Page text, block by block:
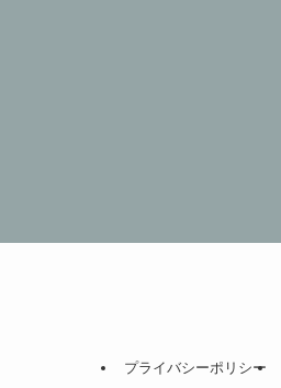
プライバシーポリシー